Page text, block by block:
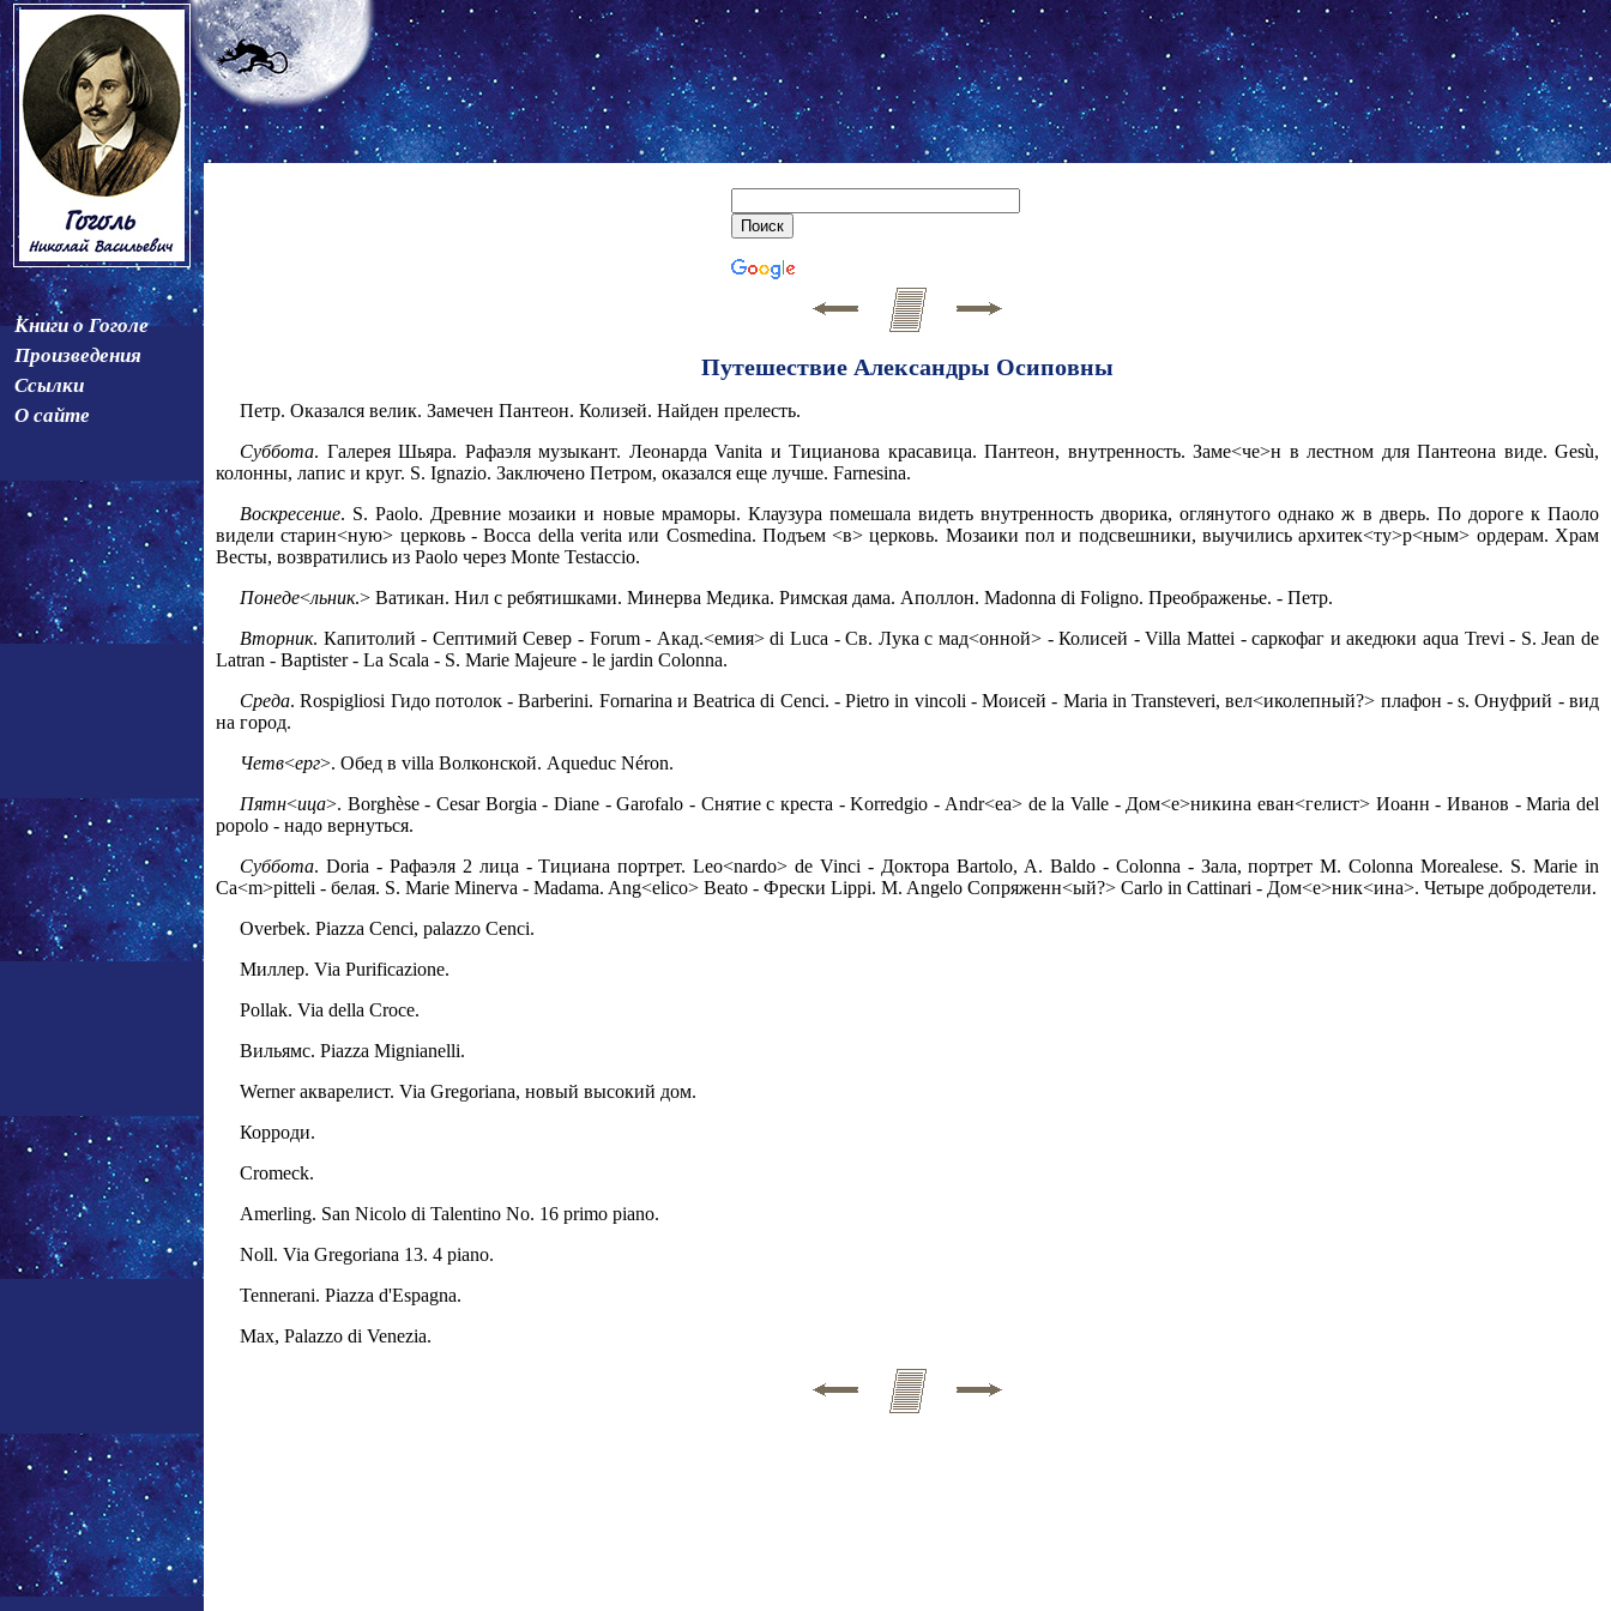
Книги о Гоголе
Произведения
Ссылки
О сайте
Путешествие Александры Осиповны
Петр. Оказался велик. Замечен Пантеон. Колизей. Найден прелесть.
Суббота. Галерея Шьяра. Рафаэля музыкант. Леонарда Vanita и Тицианова красавица. Пантеон, внутренность. Заме<че>н в лестном для Пантеона виде. Gesù,
колонны, лапис и круг. S. Ignazio. Заключено Петром, оказался еще лучше. Farnesina.
Воскресение. S. Paolo. Древние мозаики и новые мраморы. Клаузура помешала видеть внутренность дворика, оглянутого однако ж в дверь. По дороге к Паоло
видели старин<ную> церковь - Bocca della verita или Cosmedina. Подъем <в> церковь. Мозаики пол и подсвешники, выучились архитек<ту>р<ным> ордерам. Храм
Весты, возвратились из Paolo через Monte Testaccio.
Понеде<льник.> Ватикан. Нил с ребятишками. Минерва Медика. Римская дама. Аполлон. Madonna di Foligno. Преображенье. - Петр.
Вторник. Капитолий - Септимий Север - Forum - Акад.<емия> di Luca - Св. Лука с мад<онной> - Колисей - Villa Mattei - саркофаг и акедюки aqua Trevi - S. Jean de
Latran - Baptister - La Scala - S. Marie Majeure - le jardin Colonna.
Среда. Rospigliosi Гидо потолок - Barberini. Fornarina и Beatrica di Cenci. - Pietro in vincoli - Моисей - Maria in Transteveri, вел<иколепный?> плафон - s. Онуфрий - вид
на город.
Четв<ерг>. Обед в villa Волконской. Aqueduc Néron.
Пятн<ица>. Borghèse - Cesar Borgia - Diane - Garofalo - Снятие с креста - Korredgio - Andr<ea> de la Valle - Дом<е>никина еван<гелист> Иоанн - Иванов - Maria del
popolo - надо вернуться.
Суббота. Doria - Рафаэля 2 лица - Тициана портрет. Leo<nardo> de Vinci - Доктора Bartolo, A. Baldo - Colonna - Зала, портрет M. Colonna Morealese. S. Marie in
Ca<m>pitteli - белая. S. Marie Minerva - Madama. Ang<elico> Beato - Фрески Lippi. M. Angelo Сопряженн<ый?> Carlo in Cattinari - Дом<е>ник<ина>. Четыре добродетели.
Overbek. Piazza Cenci, palazzo Cenci.
Миллер. Via Purificazione.
Pollak. Via della Croce.
Вильямс. Piazza Mignianelli.
Werner акварелист. Via Gregoriana, новый высокий дом.
Корроди.
Cromeck.
Amerling. San Nicolo di Talentino No. 16 primo piano.
Noll. Via Gregoriana 13. 4 piano.
Tennerani. Piazza d'Espagna.
Max, Palazzo di Venezia.